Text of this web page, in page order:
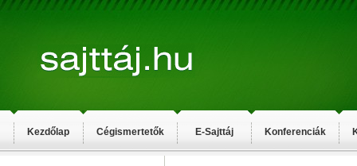
Kezdőlap Cégismertetők E-Sajttáj Konferenciák